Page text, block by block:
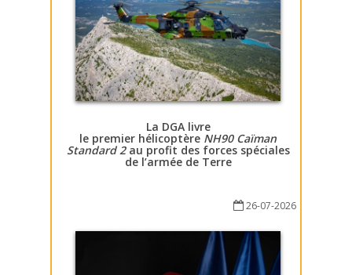
La DGA livre
le premier hélicoptère NH90 Caïman
Standard 2au profit des forces spéciales
de l’armée de Terre
26-07-2026